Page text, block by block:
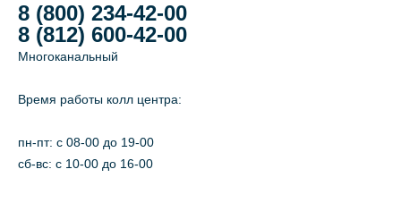
8 (800) 234-42-00
8 (812) 600-42-00
Многоканальный
Время работы колл центра:
пн-пт: c 08-00 до 19-00
сб-вс: с 10-00 до 16-00